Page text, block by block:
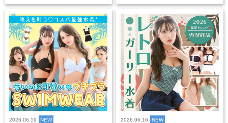
2026.06.19 NEW 2026.06.16 NEW